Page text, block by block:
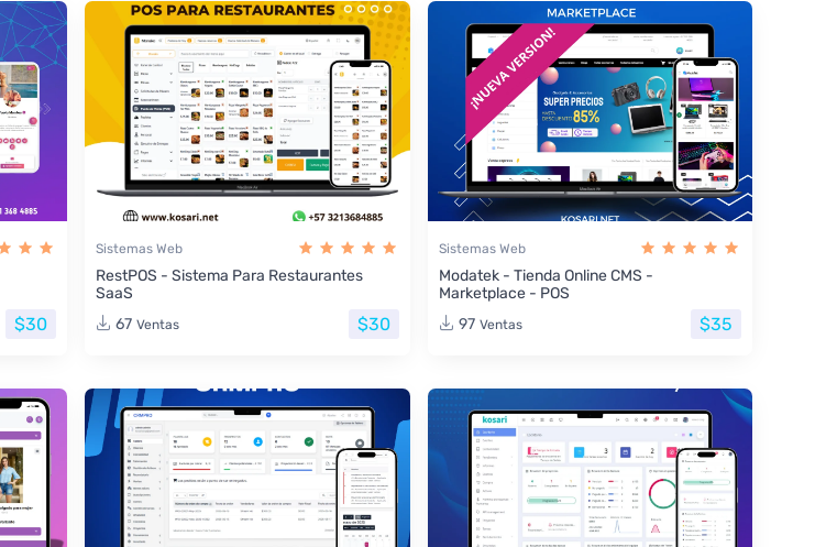
$30
Sistemas Web
RestPOS - Sistema Para Restaurantes
SaaS
67 Ventas $30
Sistemas Web
Modatek - Tienda Online CMS -
Marketplace - POS
97 Ventas $35